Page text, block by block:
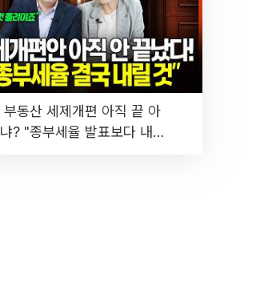
부동산 세제개편 아직 끝 아
냐? "종부세율 발표보다 내릴